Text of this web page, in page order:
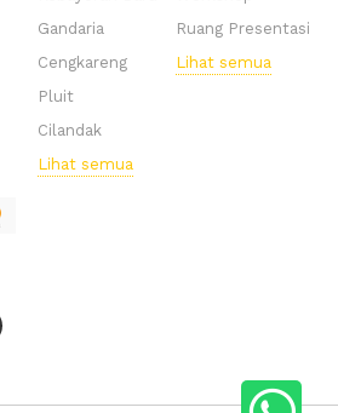
Gandaria
Cengkareng
Pluit
Cilandak
Lihat semua
Ruang Presentasi
Lihat semua